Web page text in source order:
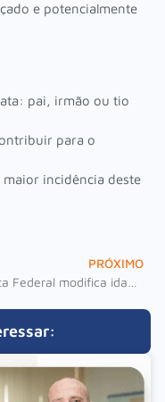
e potencialmente
pai, irmão ou tio
para o
maior incidência deste
PRÓXIMO